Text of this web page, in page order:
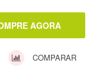
COMPARAR